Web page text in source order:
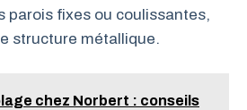
parois fixes ou coulissantes,
structure métallique.
chez Norbert : conseils